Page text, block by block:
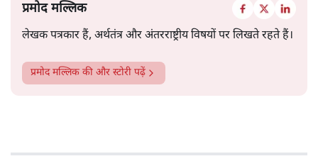
प्रमोद मल्लिक
लेखक पत्रकार हैं, अर्थतंत्र और अंतरराष्ट्रीय विषयों पर लिखते रहते हैं।
प्रमोद मल्लिक की और स्टोरी पढ़ें